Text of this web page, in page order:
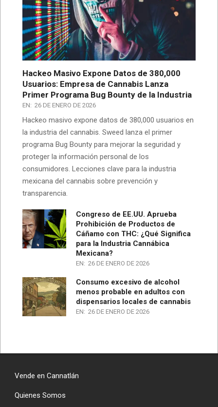
Hackeo Masivo Expone Datos de 380,000
Usuarios: Empresa de Cannabis Lanza
Primer Programa Bug Bounty de la Industria
EN: 26 DE ENERO DE 2026
Hackeo masivo expone datos de 380,000 usuarios en
la industria del cannabis. Sweed lanza el primer
programa Bug Bounty para mejorar la seguridad y
proteger la información personal de los
consumidores. Lecciones clave para la industria
mexicana del cannabis sobre prevención y
transparencia.
Congreso de EE.UU. Aprueba
Prohibición de Productos de
Cáñamo con THC: ¿Qué Significa
para la Industria Cannábica
Mexicana?
EN: 26 DE ENERO DE 2026
Consumo excesivo de alcohol
menos probable en adultos con
dispensarios locales de cannabis
EN: 26 DE ENERO DE 2026
Vende en Cannatlán
Quienes Somos